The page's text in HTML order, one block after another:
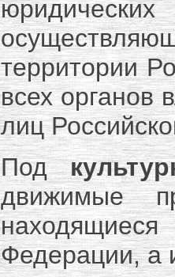
территории
всех органов
лиц
Под
движимые
Федерации, а